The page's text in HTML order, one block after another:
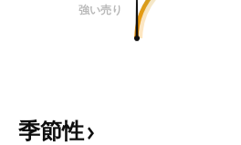
強い売り
季節性